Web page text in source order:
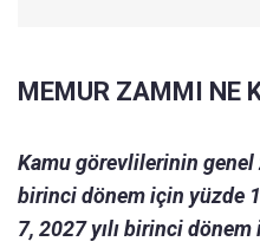
MEMUR ZAMMI NE
Kamu görevlilerinin genel
birinci dönem için yüzde
7, 2027 yılı birinci